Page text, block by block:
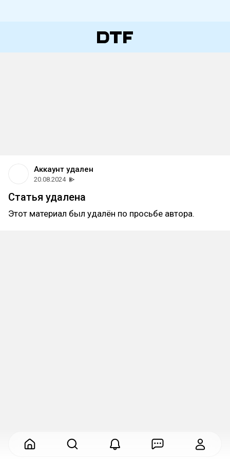
Аккаунт удален
20.08.2024
Статья удалена
Этот материал был удалён по просьбе автора.